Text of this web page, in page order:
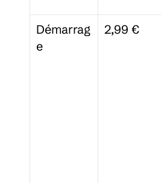
Démarrag
e
2,99 €